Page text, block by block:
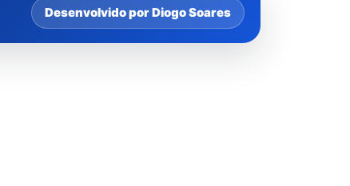
Desenvolvido por Diogo Soares